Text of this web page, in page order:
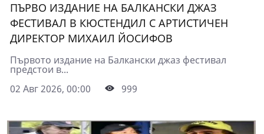
ПЪРВО ИЗДАНИЕ НА БАЛКАНСКИ ДЖАЗ
ФЕСТИВАЛ В КЮСТЕНДИЛ С АРТИСТИЧЕН
ДИРЕКТОР МИХАИЛ ЙОСИФОВ
Първото издание на Балкански джаз фестивал
предстои в...
02 Авг 2026, 00:00
999